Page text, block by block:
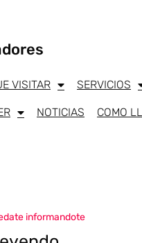
VISITAR SERVICIOS
NOTICIAS COMO
informandote